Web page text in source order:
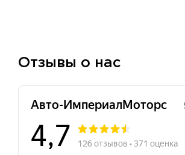
Отзывы о нас